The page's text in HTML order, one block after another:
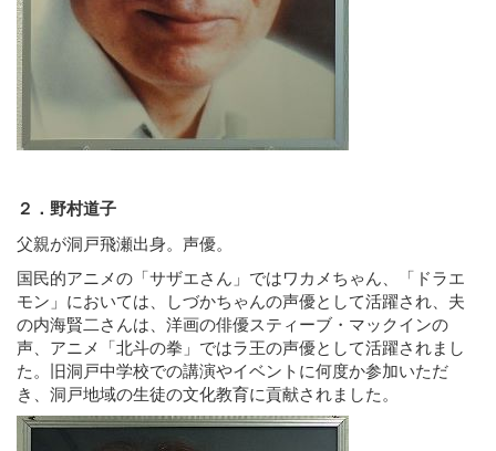
２．野村道子
父親が洞戸飛瀬出身。声優。
国民的アニメの「サザエさん」ではワカメちゃん、「ドラエ
モン」においては、しづかちゃんの声優として活躍され、夫
の内海賢二さんは、洋画の俳優スティーブ・マックインの
声、アニメ「北斗の拳」ではラ王の声優として活躍されまし
た。旧洞戸中学校での講演やイベントに何度か参加いただ
き、洞戸地域の生徒の文化教育に貢献されました。